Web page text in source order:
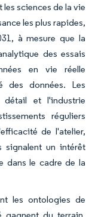
sciences de la vie
les plus rapides,
à mesure que la
des essais
en vie réelle
des données. Les
détail et l'industrie
réguliers
de l'atelier,
signalent un intérêt
dans le cadre de la
les ontologies de